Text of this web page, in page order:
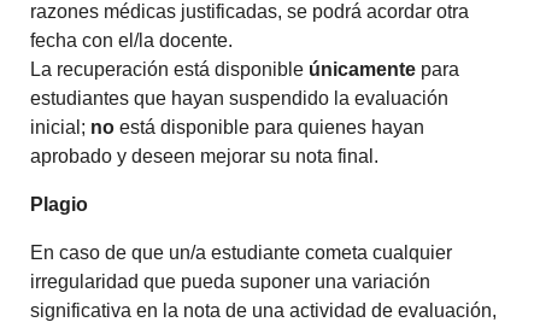
razones médicas justificadas, se podrá acordar otra
fecha con el/la docente.
La recuperación está disponible únicamente para
estudiantes que hayan suspendido la evaluación
inicial; no está disponible para quienes hayan
aprobado y deseen mejorar su nota final.
Plagio
En caso de que un/a estudiante cometa cualquier
irregularidad que pueda suponer una variación
significativa en la nota de una actividad de evaluación,